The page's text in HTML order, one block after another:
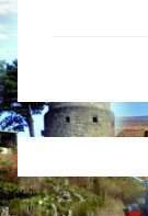
Navigation
de